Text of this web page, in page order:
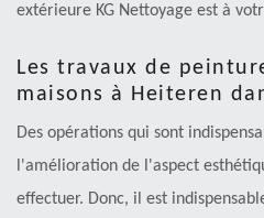
extérieure KG Nettoyage est à
Les travaux de
maisons à Heiteren
Des opérations qui sont
l'amélioration de l'aspect
effectuer. Donc, il est